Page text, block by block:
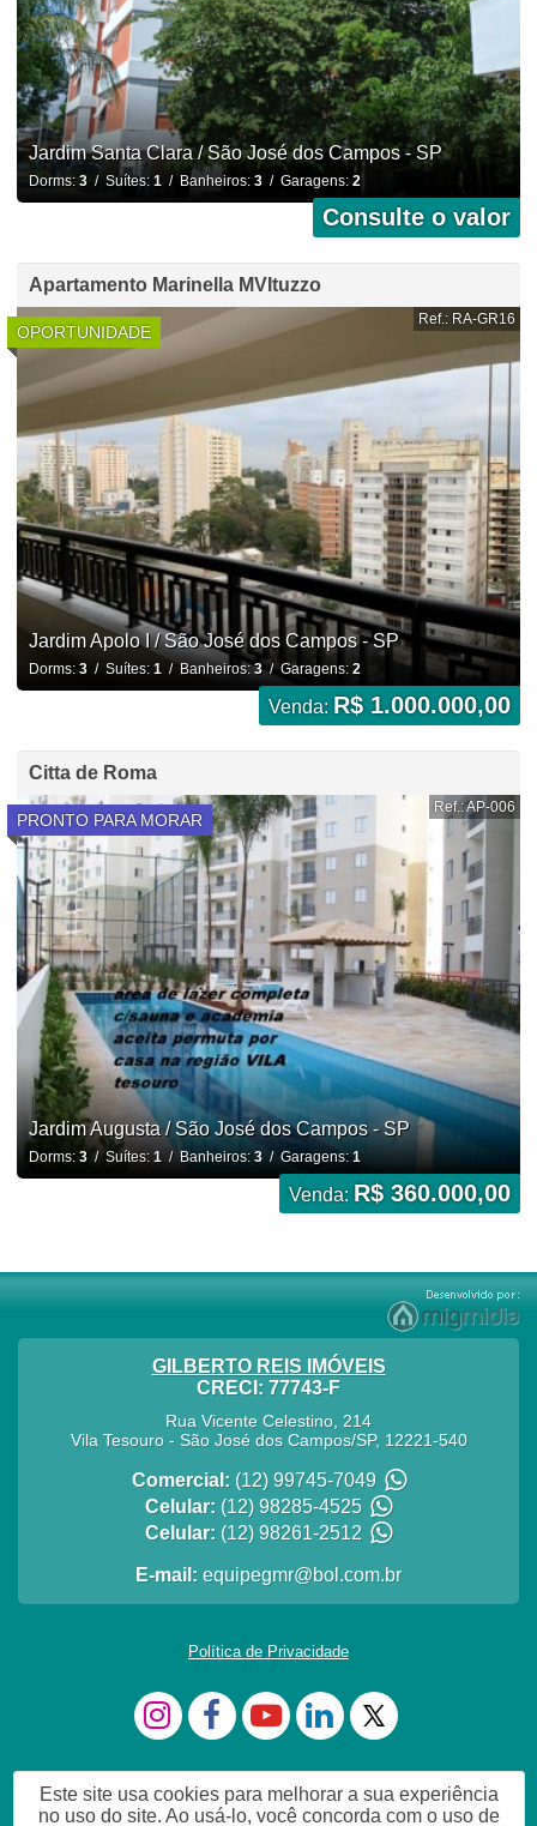
Jardim Santa Clara / São José dos Campos - SP
Dorms: 3/ Suítes: 1/ Banheiros: 3/ Garagens: 2
Consulte o valor
Apartamento Marinella MVItuzzo
OPORTUNIDADE
Ref.: RA-GR16
Jardim Apolo I / São José dos Campos - SP
Dorms: 3/ Suítes: 1/ Banheiros:3/ Garagens: 2
Venda: R$ 1.000.000,00
Citta de Roma
PRONTO PARA MORAR
Ref.: AP-006
Jardim Augusta / São José dos Campos - SP
Dorms: 3/ Suítes: 1 / Banheiros: 3/ Garagens:1
Venda: R$ 360.000,00
GILBERTO REIS IMÓVEIS
CRECI: 77743-F
Rua Vicente Celestino, 214
Vila Tesouro- São José dos Campos/SP, 12221-540
Comercial: (12) 99745-7049
Celular: (12) 98285-4525
Celular: (12) 98261-2512
E-mail: equipegmr@bol.com.br
Política de Privacidade
Este site usa cookies para melhorar a sua experiência
no uso do site. Ao usá-lo, você concorda com o uso de